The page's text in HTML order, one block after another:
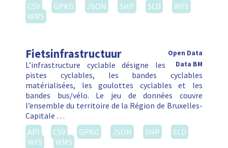
CSV
GPKG JSON SHP SLD
WFS
WMS
Fietsinfrastructuur
Open Data
Data BM
L’infrastructure cyclable désigne les
pistes cyclables, les bandes cyclables
matérialisées, les goulottes cyclables et les
bandes bus/vélo. Le jeu de données couvre
l’ensemble du territoire de la Région de Bruxelles-
Capitale …
API
CSV GPKG JSON SHP
SLD
WFS
WMS